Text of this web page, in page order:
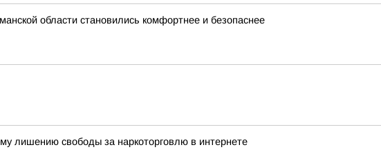
области становились комфортнее и безопаснее
лишению свободы за наркоторговлю в интернете